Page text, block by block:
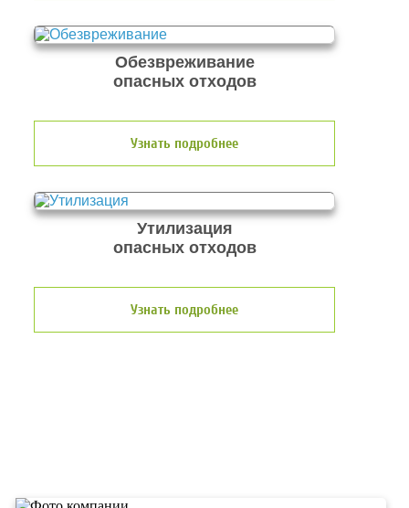
Обезвреживание
опасных отходов
Узнать подробнее
Утилизация
опасных отходов
Узнать подробнее